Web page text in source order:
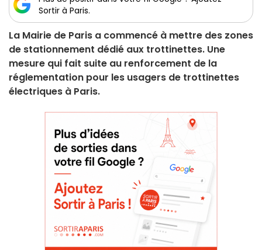
Sortir à Paris.
La Mairie de Paris a commencé à mettre des zones
de stationnement dédié aux trottinettes. Une
mesure qui fait suite au renforcement de la
réglementation pour les usagers de trottinettes
électriques à Paris.